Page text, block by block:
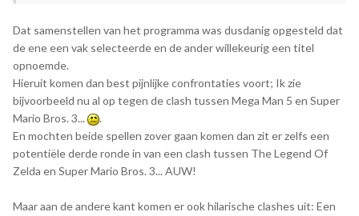
elkaar zouden gaan treffen.
Dat samenstellen van het programma was dusdanig opgesteld dat
de ene een vak selecteerde en de ander willekeurig een titel
opnoemde.
Hieruit komen dan best pijnlijke confrontaties voort; Ik zie
bijvoorbeeld nu al op tegen de clash tussen Mega Man 5 en Super
Mario Bros. 3...
.
En mochten beide spellen zover gaan komen dan zit er zelfs een
potentiële derde ronde in van een clash tussen The Legend Of
Zelda en Super Mario Bros. 3... AUW!
Maar aan de andere kant komen er ook hilarische clashes uit: Een